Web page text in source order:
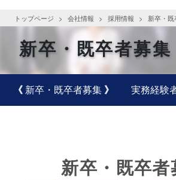
トップページ 会社情報 採用情報 新卒・
新卒・既卒者募集
新卒・既卒者募集 実務経験
新卒・既卒者